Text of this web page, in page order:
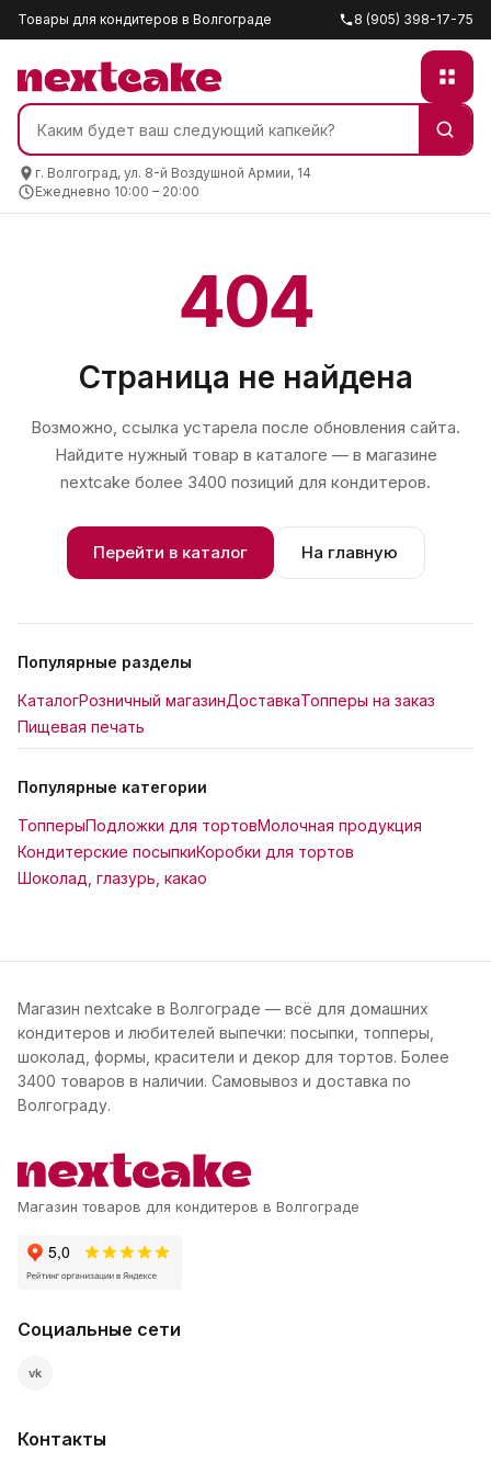
Товары для кондитеров в Волгограде 8 (905) 398-17-75
г. Волгоград, ул. 8-й Воздушной Армии, 14
Ежедневно 10:00 – 20:00
404
Страница не найдена
Возможно, ссылка устарела после обновления сайта.
Найдите нужный товар в каталоге — в магазине
nextcake более 3400 позиций для кондитеров.
Перейти в каталог На главную
Популярные разделы
КаталогРозничный магазинДоставкаТопперы на заказ
Пищевая печать
Популярные категории
ТопперыПодложки для тортовМолочная продукция
Кондитерские посыпкиКоробки для тортов
Шоколад, глазурь, какао
Магазин nextcake в Волгограде — всё для домашних
кондитеров и любителей выпечки: посыпки, топперы,
шоколад, формы, красители и декор для тортов. Более
3400 товаров в наличии. Самовывоз и доставка по
Волгограду.
Магазин товаров для кондитеров в Волгограде
Социальные сети
vk
Контакты